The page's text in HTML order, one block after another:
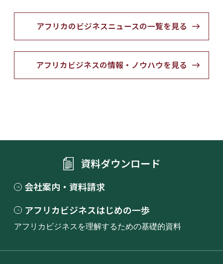
アフリカのビジネスニュースの一覧を見る
アフリカビジネスの情報・ノウハウを見る
資料ダウンロード
会社案内・資料請求
アフリカビジネスはじめの一歩
アフリカビジネスを理解するための基礎的資料